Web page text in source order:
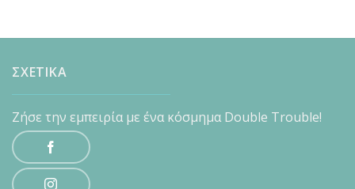
ΣΧΕΤΙΚΑ
Ζήσε την εμπειρία με ένα κόσμημα Double Trouble!